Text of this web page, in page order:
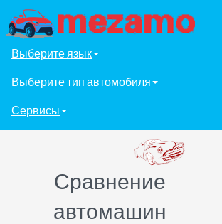
Выберите язык
Выберите тип автомобиля
Сервисы
Сравнение
автомашин